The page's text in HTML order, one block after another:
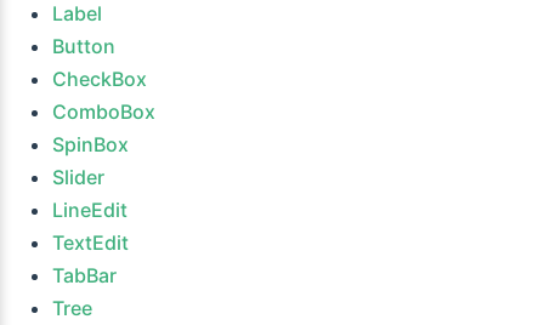
Label
Button
CheckBox
ComboBox
SpinBox
Slider
LineEdit
TextEdit
TabBar
Tree